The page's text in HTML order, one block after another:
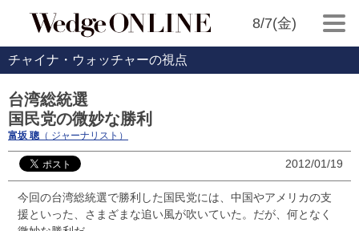
8/7(金)
チャイナ・ウォッチャーの視点
台湾総統選
国民党の微妙な勝利
富坂 聰（ ジャーナリスト）
2012/01/19
今回の台湾総統選で勝利した国民党には、中国やアメリカの支
援といった、さまざまな追い風が吹いていた。だが、何となく